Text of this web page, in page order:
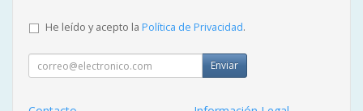
He leído y acepto la Política de Privacidad.
Enviar